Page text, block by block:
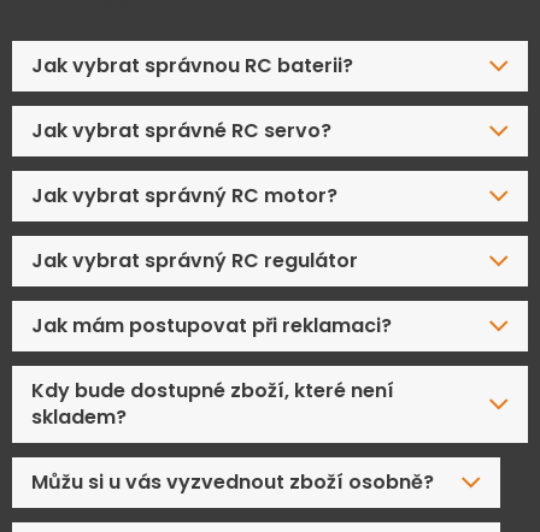
Jak vybrat správnou RC baterii?
Jak vybrat správné RC servo?
Jak vybrat správný RC motor?
Jak vybrat správný RC regulátor
Jak mám postupovat při reklamaci?
Kdy bude dostupné zboží, které není
skladem?
Můžu si u vás vyzvednout zboží osobně?